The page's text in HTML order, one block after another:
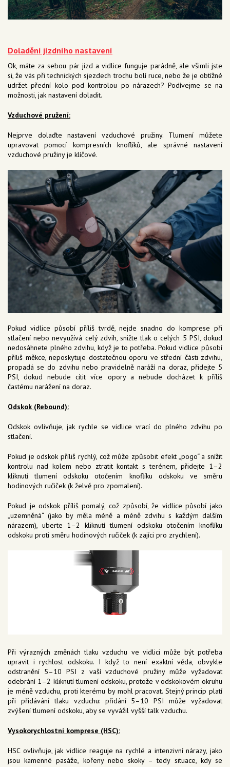
Doladění jízdního nastavení
Ok, máte za sebou pár jízd a vidlice funguje parádně, ale všimli jste
si, že vás při technických sjezdech trochu bolí ruce, nebo že je obtížné
udržet přední kolo pod kontrolou po nárazech? Podívejme se na
možnosti, jak nastavení doladit.
Vzduchové pružení:
Nejprve dolaďte nastavení vzduchové pružiny. Tlumení můžete
upravovat pomocí kompresních knoflíků, ale správné nastavení
vzduchové pružiny je klíčové.
Pokud vidlice působí příliš tvrdě, nejde snadno do komprese při
stlačení nebo nevyužívá celý zdvih, snižte tlak o celých 5 PSI, dokud
nedosáhnete plného zdvihu, když je to potřeba. Pokud vidlice působí
příliš měkce, neposkytuje dostatečnou oporu ve střední části zdvihu,
propadá se do zdvihu nebo pravidelně naráží na doraz, přidejte 5
PSI, dokud nebude cítit více opory a nebude docházet k příliš
častému narážení na doraz.
Odskok (Rebound):
Odskok ovlivňuje, jak rychle se vidlice vrací do plného zdvihu po
stlačení.
Pokud je odskok příliš rychlý, což může způsobit efekt „pogo“ a snížit
kontrolu nad kolem nebo ztratit kontakt s terénem, přidejte 1–2
kliknutí tlumení odskoku otočením knoflíku odskoku ve směru
hodinových ručiček (k želvě pro zpomalení).
Pokud je odskok příliš pomalý, což způsobí, že vidlice působí jako
„uzemněná“ (jako by měla méně a méně zdvihu s každým dalším
nárazem), uberte 1–2 kliknutí tlumení odskoku otočením knoflíku
odskoku proti směru hodinových ručiček (k zajíci pro zrychlení).
Při výrazných změnách tlaku vzduchu ve vidlici může být potřeba
upravit i rychlost odskoku. I když to není exaktní věda, obvykle
odstranění 5–10 PSI z vaší vzduchové pružiny může vyžadovat
odebrání 1–2 kliknutí tlumení odskoku, protože v odskokovém okruhu
je méně vzduchu, proti kterému by mohl pracovat. Stejný princip platí
při přidávání tlaku vzduchu: přidání 5–10 PSI může vyžadovat
zvýšení tlumení odskoku, aby se vyvážil vyšší talk vzduchu.
Vysokorychlostní komprese (HSC):
HSC ovlivňuje, jak vidlice reaguje na rychlé a intenzivní nárazy, jako
jsou kamenné pasáže, kořeny nebo skoky – tedy situace, kdy se